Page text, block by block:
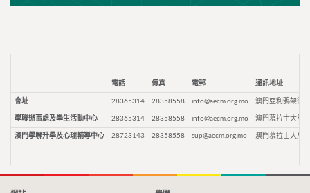
電話 傳真 電郵 通訊地址
會址 28365314 28358558 info@aecm.org.mo 澳門亞利鴉架街9
學聯辦事處及學生活動中心 28365314 28358558 info@aecm.org.mo 澳門慕拉士大馬
澳門學聯升學及心理輔導中心 28723143 28358558 sup@aecm.org.mo 澳門慕拉士大馬